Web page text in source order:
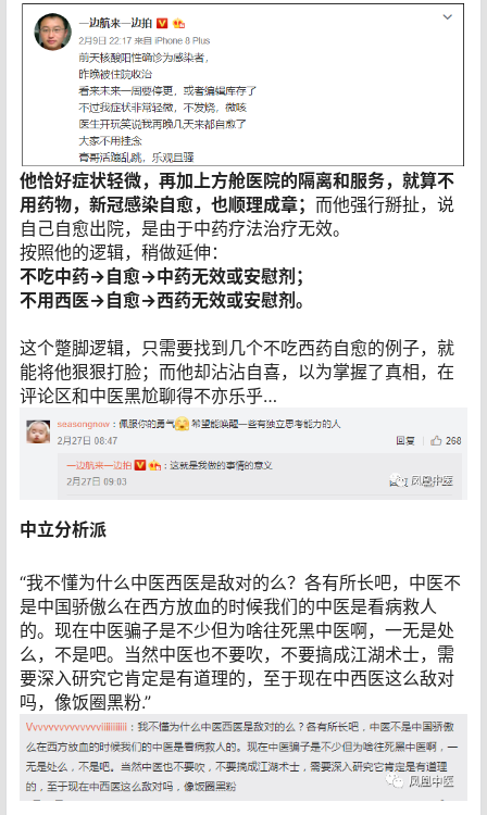
他恰好症状轻微，再加上方舱医院的隔离和服务，就算不
用药物，新冠感染自愈，也顺理成章； 而他强行掰扯，说
自己自愈出院，是由于中药疗法治疗无效。
按照他的逻辑，稍做延伸：
不吃中药→自愈→中药无效或安慰剂；
不用西医→自愈→西药无效或安慰剂。
这个蹩脚逻辑，只需要找到几个不吃西药自愈的例子，就
能将他狠狠打脸；而他却沾沾自喜，以为掌握了真相，在
评论区和中医黑尬聊得不亦乐乎…
中立分析派
“我不懂为什么中医西医是敌对的么？各有所长吧，中医不
是中国骄傲么在西方放血的时候我们的中医是看病救人
的。现在中医骗子是不少但为啥往死黑中医啊，一无是处
么，不是吧。当然中医也不要吹，不要搞成江湖术士，需
要深入研究它肯定是有道理的，至于现在中西医这么敌对
吗，像饭圈黑粉.”